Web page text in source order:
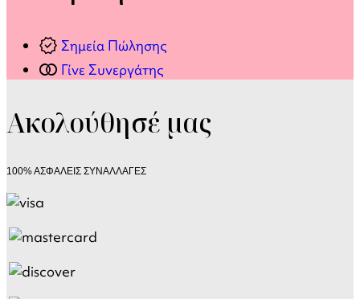
verified Σημεία Πώλησης
join_full Γίνε Συνεργάτης
Ακολούθησέ μας
100% ΑΣΦΑΛΕΙΣ ΣΥΝΑΛΛΑΓΕΣ